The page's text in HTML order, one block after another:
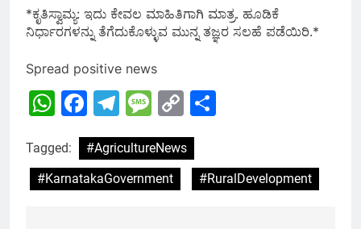
*ಕೃತಿಸ್ವಾಮ್ಯ: ಇದು ಕೇವಲ ಮಾಹಿತಿಗಾಗಿ ಮಾತ್ರ. ಹೂಡಿಕೆ
ನಿರ್ಧಾರಗಳನ್ನು ತೆಗೆದುಕೊಳ್ಳುವ ಮುನ್ನ ತಜ್ಞರ ಸಲಹೆ ಪಡೆಯಿರಿ.*
Spread positive news
WhatsApp
Facebook
Telegram
Message
Copy
Tagged:
#AgricultureNews
#KarnatakaGovernment
#RuralDevelopment